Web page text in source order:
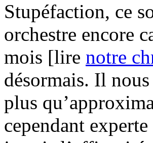
Stupéfaction, ce
orchestre encore
mois [lire notre
désormais. Il
plus
cependant